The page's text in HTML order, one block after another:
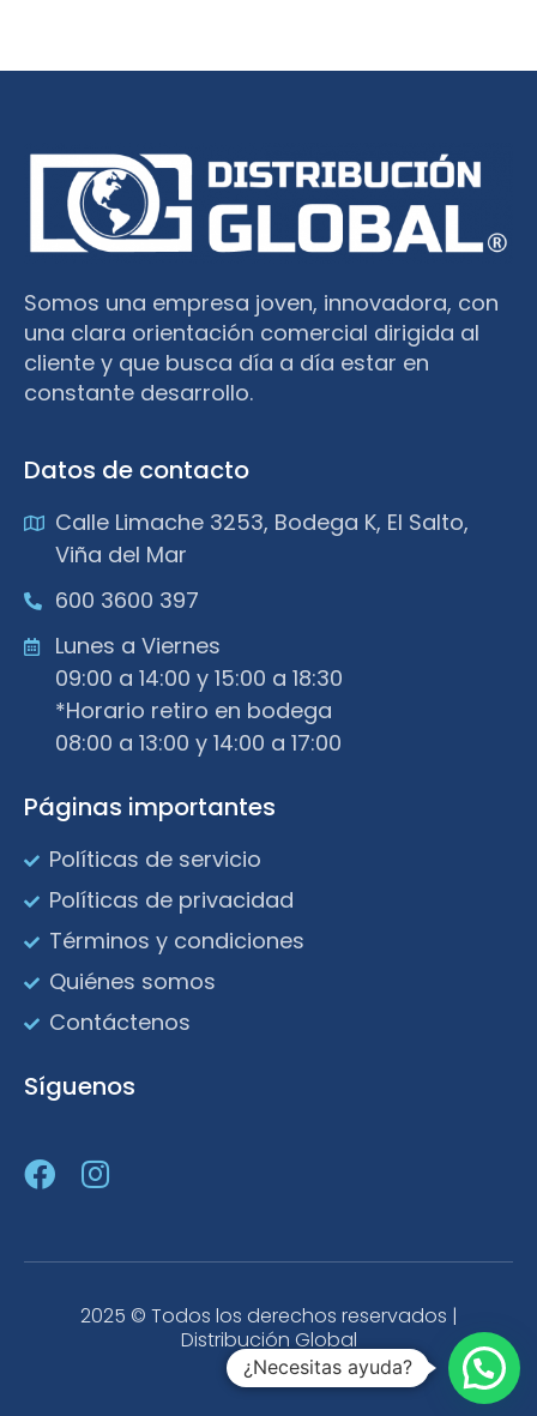
Somos una empresa joven, innovadora, con
una clara orientación comercial dirigida al
cliente y que busca día a día estar en
constante desarrollo.
Datos de contacto
Calle Limache 3253, Bodega K, El Salto,
Viña del Mar
600 3600 397
Lunes a Viernes
09:00 a 14:00 y 15:00 a 18:30
*Horario retiro en bodega
08:00 a 13:00 y 14:00 a 17:00
Páginas importantes
Políticas de servicio
Políticas de privacidad
Términos y condiciones
Quiénes somos
Contáctenos
Síguenos
2025 © Todos los derechos reservados |
Distribución Global
¿Necesitas ayuda?